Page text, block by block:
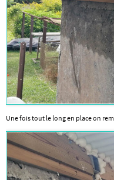
Une fois tout le long en place on